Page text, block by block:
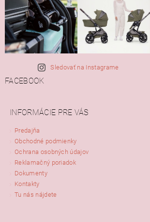
Sledovať na Instagrame
FACEBOOK
INFORMÁCIE PRE VÁS
Predajňa
Obchodné podmienky
Ochrana osobných údajov
Reklamačný poriadok
Dokumenty
Kontakty
Tu nás nájdete